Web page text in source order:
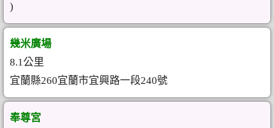
)
幾米廣場
8.1公里
宜蘭縣260宜蘭市宜興路一段240號
奉尊宮